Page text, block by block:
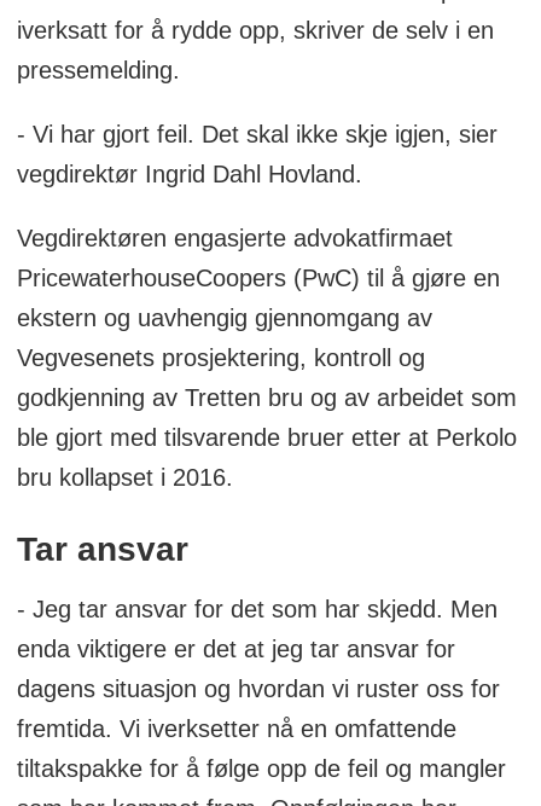
iverksatt for å rydde opp, skriver de selv i en
pressemelding.
- Vi har gjort feil. Det skal ikke skje igjen, sier
vegdirektør Ingrid Dahl Hovland.
Vegdirektøren engasjerte advokatfirmaet
PricewaterhouseCoopers (PwC) til å gjøre en
ekstern og uavhengig gjennomgang av
Vegvesenets prosjektering, kontroll og
godkjenning av Tretten bru og av arbeidet som
ble gjort med tilsvarende bruer etter at Perkolo
bru kollapset i 2016.
Tar ansvar
- Jeg tar ansvar for det som har skjedd. Men
enda viktigere er det at jeg tar ansvar for
dagens situasjon og hvordan vi ruster oss for
fremtida. Vi iverksetter nå en omfattende
tiltakspakke for å følge opp de feil og mangler